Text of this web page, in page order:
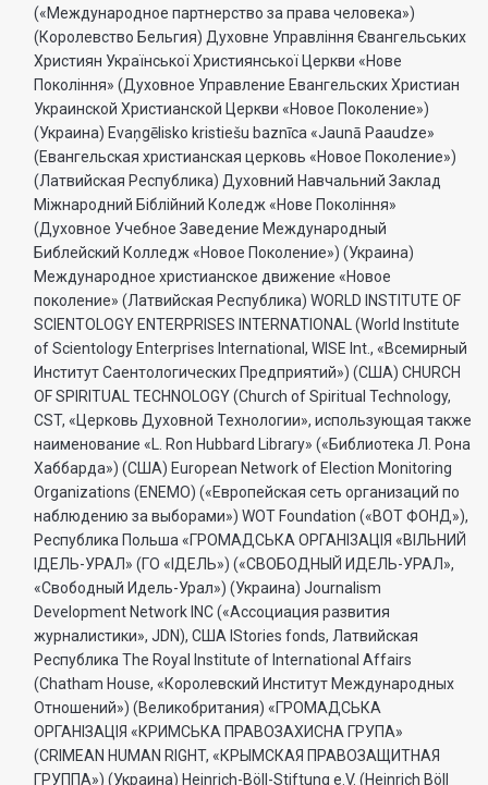
(«Международное партнерство за права человека»)
(Королевство Бельгия) Духовне Управлiння Євангельських
Християн Української Християнської Церкви «Нове
Поколiння» (Духовное Управление Евангельских Христиан
Украинской Христианской Церкви «Новое Поколение»)
(Украина) Evaņgēlisko kristiešu baznīca «Jaunā Paaudze»
(Евангельская христианская церковь «Новое Поколение»)
(Латвийская Республика) Духовний Навчальний Заклад
Міжнародний Біблійний Коледж «Нове Покоління»
(Духовное Учебное Заведение Международный
Библейский Колледж «Новое Поколение») (Украина)
Международное христианское движение «Новое
поколение» (Латвийская Республика) WORLD INSTITUTE OF
SCIENTOLOGY ENTERPRISES INTERNATIONAL (World Institute
of Scientology Enterprises International, WISE Int., «Всемирный
Институт Саентологических Предприятий») (США) CHURCH
OF SPIRITUAL TECHNOLOGY (Church of Spiritual Technology,
CST, «Церковь Духовной Технологии», использующая также
наименование «L. Ron Hubbard Library» («Библиотека Л. Рона
Хаббарда») (США) European Network of Election Monitoring
Organizations (ENEMO) («Европейская сеть организаций по
наблюдению за выборами») WOT Foundation («ВОТ ФОНД»),
Республика Польша «ГРОМАДСЬКА ОРГАНI3АЦIЯ «ВIЛЬНИЙ
IДЕЛЬ-УРАЛ» (ГО «IДЕЛЬ») («СВОБОДНЫЙ ИДЕЛЬ-УРАЛ»,
«Свободный Идель-Урал») (Украина) Journalism
Development Network INC («Ассоциация развития
журналистики», JDN), США IStories fonds, Латвийская
Республика The Royal Institute of International Affairs
(Chatham House, «Королевский Институт Международных
Отношений») (Великобритания) «ГРОМАДСЬКА
ОРГАНIЗАЦIЯ «КРИМСЬКА ПРАВОЗАХИСНА ГРУПА»
(CRIMEAN HUMAN RIGHT, «КРЫМСКАЯ ПРАВОЗАЩИТНАЯ
ГРУППА») (Украина) Heinrich-Böll-Stiftung e.V. (Heinrich Böll